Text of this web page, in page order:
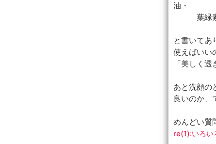
油・
葉緑素
と書いてあ
使えばいい
「美しく
あと洗顔の
良いのか、
めんどい質
re(1):いろい